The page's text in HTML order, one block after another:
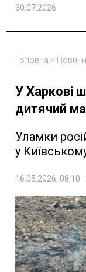
30.07.2026
Головна > Новини
У Харкові
дитячий
Уламки
у
16.05.2026, 08:10